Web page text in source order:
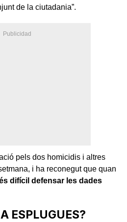
de la ciutadania”.
pels dos homicidis i altres
i ha reconegut que quan
difícil defensar les dades
ESPLUGUES?